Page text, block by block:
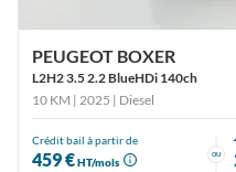
PEUGEOT BOXER
L2H2 3.5 2.2 BlueHDi 140ch
10 KM | 2025 | Diesel
Crédit bail à partir de
459 €HT/mois
ou